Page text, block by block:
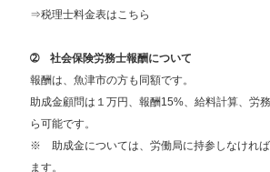
⇒税理士料金表はこちら
➁ 社会保険労務士報酬について
報酬は、魚津市の方も同額です。
助成金顧問は１万円、報酬15%、給料計算、労
ら可能です。
※ 助成金については、労働局に持参しなければ
ます。